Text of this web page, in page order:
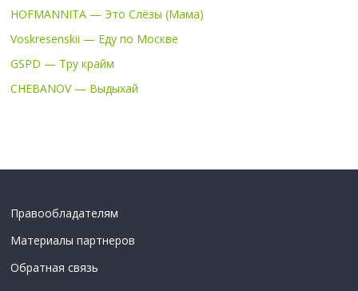
HOFMANNITA — Это Слёзы (Мама)
Voskresenskii — Еду по Москве
GSPD — Тру крайм
CHEBANOV — Выдыхай
Правообладателям
Материалы партнеров
Обратная связь